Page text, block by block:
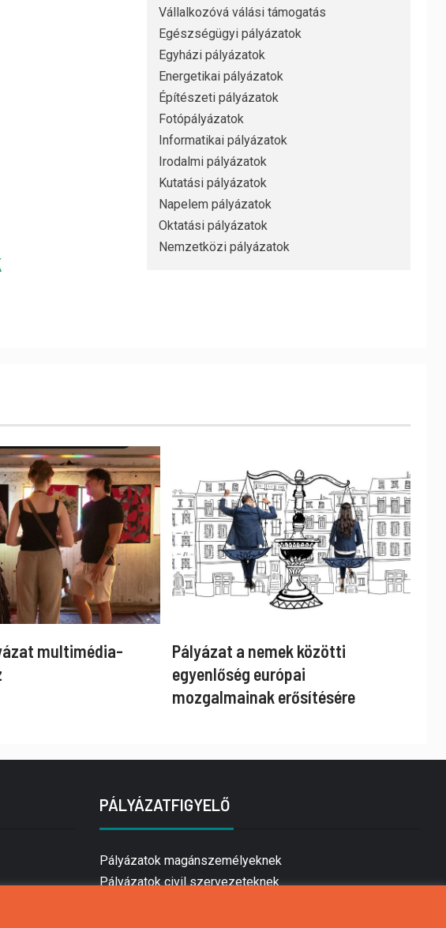
Vállalkozóvá válási támogatás
Egészségügyi pályázatok
Egyházi pályázatok
Energetikai pályázatok
Építészeti pályázatok
Fotópályázatok
Informatikai pályázatok
Irodalmi pályázatok
Kutatási pályázatok
Napelem pályázatok
Oktatási pályázatok
Nemzetközi pályázatok
multimédia-
Pályázat a nemek közötti
egyenlőség európai
mozgalmainak erősítésére
PÁLYÁZATFIGYELŐ
Pályázatok magánszemélyeknek
Pályázatok civil szervezeteknek